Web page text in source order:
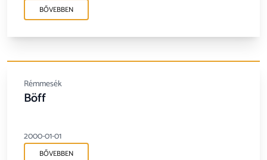
BŐVEBBEN
Rémmesék
Böff
2000-01-01
BŐVEBBEN